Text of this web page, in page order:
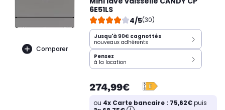
Comparer
6E51LS
4/5(30)
Jusqu'à 90€ cagnottés
nouveaux adhérents
Pensez
à la location
274,99€
ou 4x Carte bancaire : 75,62€puis